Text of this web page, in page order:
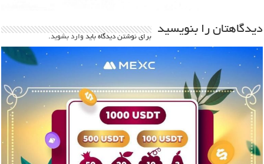
دیدگاهتان را بنویسید
برای نوشتن دیدگاه باید وارد بشوید.